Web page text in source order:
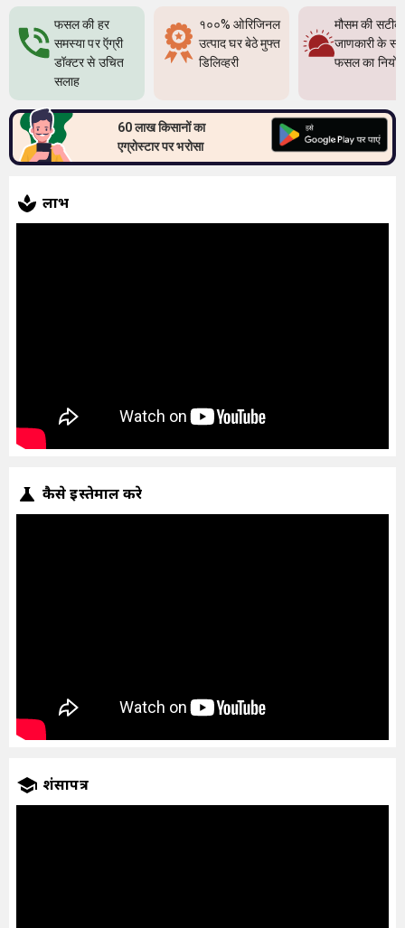
फसल की हर
समस्या पर ऍग्री
डॉक्टर से उचित
सलाह
१००% ओरिजिनल
उत्पाद घर बेठे मुफ्त
डिलिव्हरी
मौसम की सटीक
जाणकारी के
फसल का
60 लाख किसानों का
एग्रोस्टार पर भरोसा
लाभ
कैसे इस्तेमाल करे
प्रशंसापत्र